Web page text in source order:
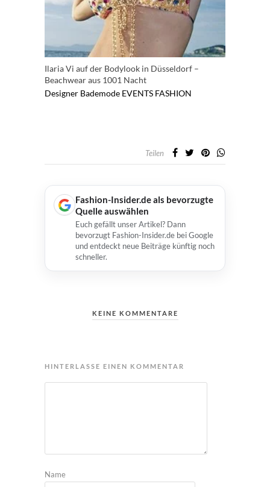
Ilaria Vi auf der Bodylook in Düsseldorf –
Beachwear aus 1001 Nacht
Designer Bademode EVENTS FASHION
Teilen
Fashion-Insider.de als bevorzugte
Quelle auswählen
Euch gefällt unser Artikel? Dann
bevorzugt Fashion-Insider.de bei Google
und entdeckt neue Beiträge künftig noch
schneller.
KEINE KOMMENTARE
HINTERLASSE EINEN KOMMENTAR
Name